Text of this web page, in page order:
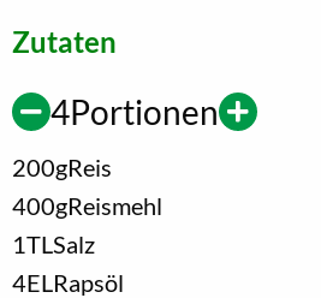
Zutaten
4Portionen
200gReis
400gReismehl
1TL Salz
4EL Rapsöl